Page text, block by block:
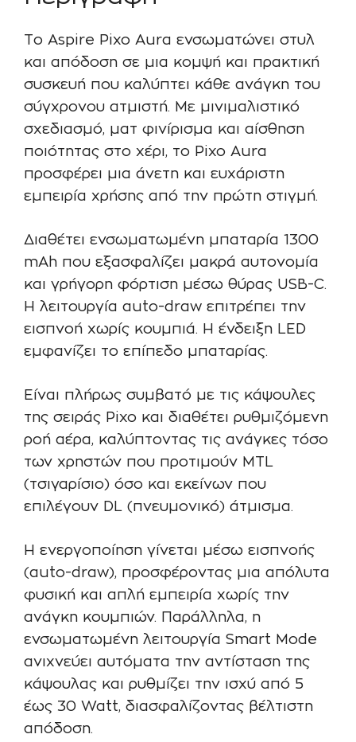
Το Aspire Pixo Aura ενσωματώνει στυλ
και απόδοση σε μια κομψή και πρακτική
συσκευή που καλύπτει κάθε ανάγκη του
σύγχρονου ατμιστή. Με μινιμαλιστικό
σχεδιασμό, ματ φινίρισμα και αίσθηση
ποιότητας στο χέρι, το Pixo Aura
προσφέρει μια άνετη και ευχάριστη
εμπειρία χρήσης από την πρώτη στιγμή.
Διαθέτει ενσωματωμένη μπαταρία 1300
mAh που εξασφαλίζει μακρά αυτονομία
και γρήγορη φόρτιση μέσω θύρας USB-C.
Η λειτουργία auto-draw επιτρέπει την
εισπνοή χωρίς κουμπιά. Η ένδειξη LED
εμφανίζει το επίπεδο μπαταρίας.
Είναι πλήρως συμβατό με τις κάψουλες
της σειράς Pixo και διαθέτει ρυθμιζόμενη
ροή αέρα, καλύπτοντας τις ανάγκες τόσο
των χρηστών που προτιμούν MTL
(τσιγαρίσιο) όσο και εκείνων που
επιλέγουν DL (πνευμονικό) άτμισμα.
Η ενεργοποίηση γίνεται μέσω εισπνοής
(auto-draw), προσφέροντας μια απόλυτα
φυσική και απλή εμπειρία χωρίς την
ανάγκη κουμπιών. Παράλληλα, η
ενσωματωμένη λειτουργία Smart Mode
ανιχνεύει αυτόματα την αντίσταση της
κάψουλας και ρυθμίζει την ισχύ από 5
έως 30 Watt, διασφαλίζοντας βέλτιστη
απόδοση.